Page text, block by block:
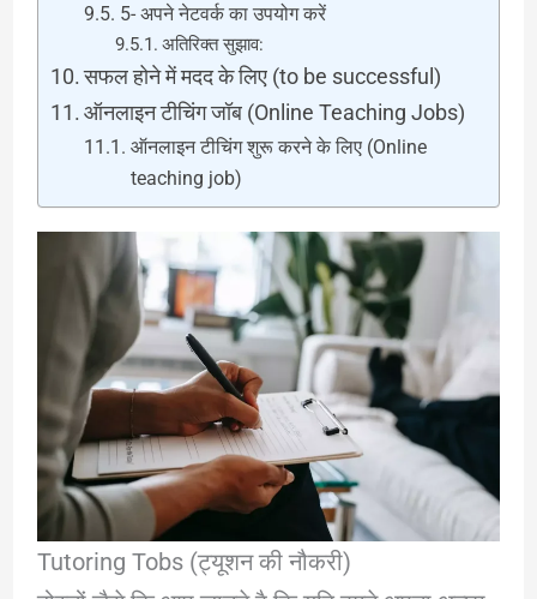
5- अपने नेटवर्क का उपयोग करें
अतिरिक्त सुझाव:
सफल होने में मदद के लिए (to be successful)
ऑनलाइन टीचिंग जॉब (Online Teaching Jobs)
ऑनलाइन टीचिंग शुरू करने के लिए (Online
teaching job)
Tutoring Tobs (ट्यूशन की नौकरी)